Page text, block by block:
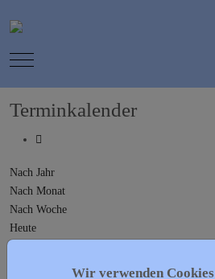
Mobile Menu Toggle
Terminkalender
Nach Jahr
Nach Monat
Nach Woche
Heute
Wir verwenden Cookies